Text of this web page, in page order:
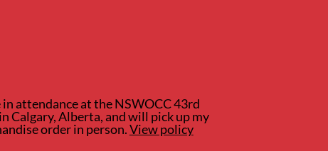
attendance at the NSWOCC 43rd
Calgary, Alberta, and will pick up my
order in person.View policy